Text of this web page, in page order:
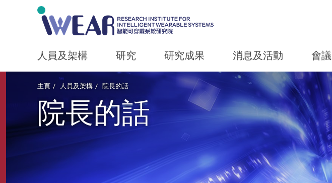
人員及架構 研究 研究成果 消息及活動 會議
Start main content
主頁 人員及架構 院長的話
院長的話